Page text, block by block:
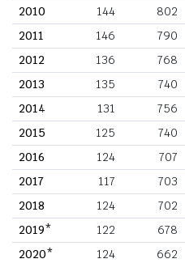
2010
144 802
2011
146 790
2012
136 768
2013
135 740
2014
131 756
2015
125 740
2016
124 707
2017
117 703
2018
124 702
2019*
122 678
2020*
124 662